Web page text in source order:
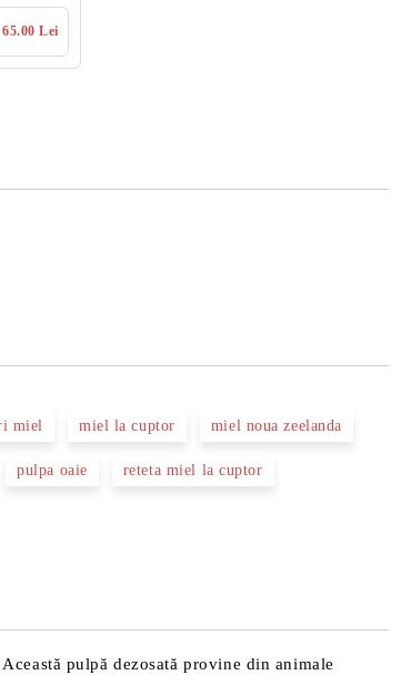
65.00 Lei
miel miel la cuptor miel noua zeelanda
pulpa oaie reteta miel la cuptor
pulpă dezosată provine din animale